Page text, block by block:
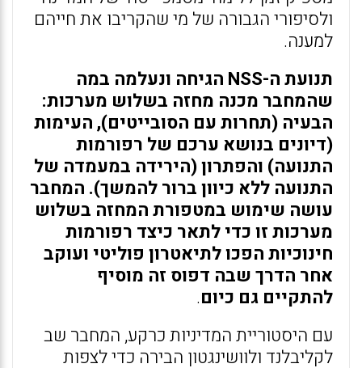
ולסיפורי הגבורה של מי שהקריבו את חייהם
למענה.
תנועת ה-NSS הגיחה ונעלמה במה
שהמחבר מכנה מחזה בשלוש מערכות:
הבעיה (תחרות עם הסובייטים), העימות
(דיונים בנושא ערכם של רפורמות
התנועה) והפתרון (הירידה במעמדה של
התנועה ללא כיוון ברור להמשך). המחבר
עושה שימוש במטפורת המחזה בשלוש
מערכות זו כדי לתאר כיצד רפורמות
חינוכיות הפכו לתיאטרון פוליטי ועוקב
אחר הדרך שבה דפוס זה מוסיף
להתקיים גם כיום.
עם היסטוריית המדיניות כרקע, המחבר שב
לקליבלנד ולוושינגטון הבירה כדי לצפות